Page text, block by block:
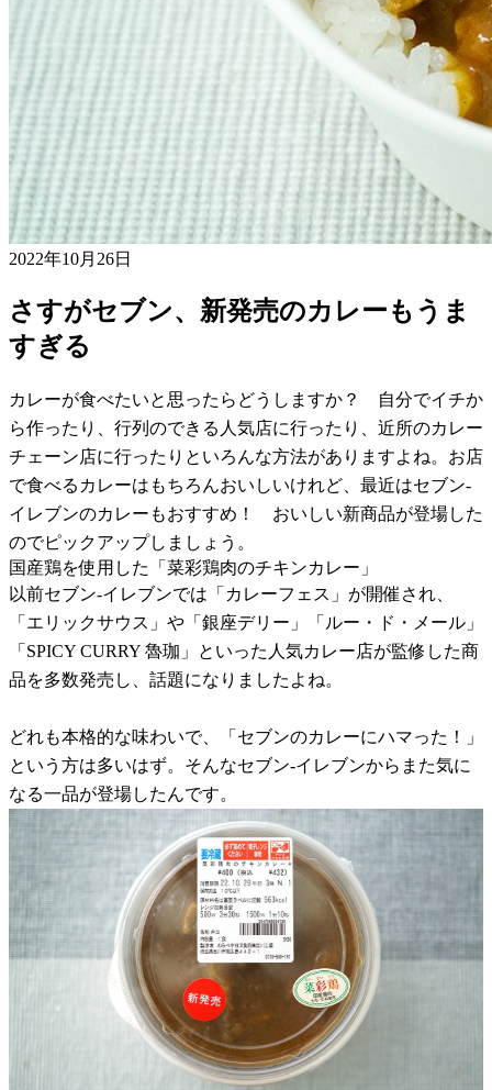
2022年10月26日
さすがセブン、新発売のカレーもうま
すぎる
カレーが食べたいと思ったらどうしますか？ 自分でイチか
ら作ったり、行列のできる人気店に行ったり、近所のカレー
チェーン店に行ったりといろんな方法がありますよね。お店
で食べるカレーはもちろんおいしいけれど、最近はセブン-
イレブンのカレーもおすすめ！ おいしい新商品が登場した
のでピックアップしましょう。
国産鶏を使用した「菜彩鶏肉のチキンカレー」
以前セブン-イレブンでは「カレーフェス」が開催され、
「エリックサウス」や「銀座デリー」「ルー・ド・メール」
「SPICY CURRY 魯珈」といった人気カレー店が監修した商
品を多数発売し、話題になりましたよね。
どれも本格的な味わいで、「セブンのカレーにハマった！」
という方は多いはず。そんなセブン-イレブンからまた気に
なる一品が登場したんです。